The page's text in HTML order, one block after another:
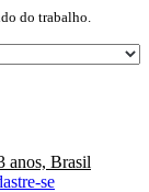
do trabalho.
anos, Brasil
se